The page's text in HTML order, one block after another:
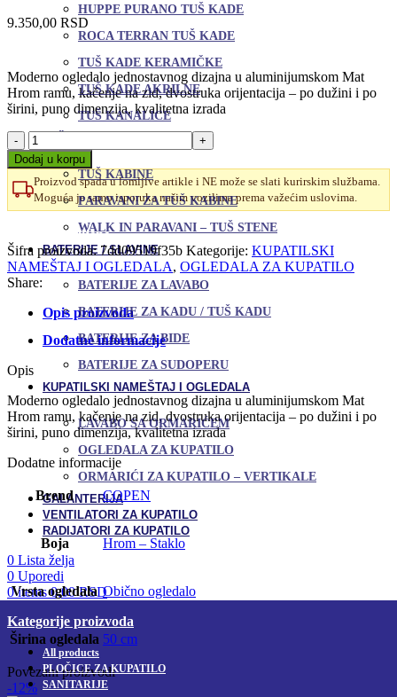
HUPPE PURANO TUŠ KADE
ROCA TERRAN TUŠ KADE
TUŠ KADE KERAMIČKE
TUŠ KADE AKRILNE
TUŠ KANALICE
TUŠ KABINE
PARAVANI ZA TUŠ KABINE
WALK IN PARAVANI – TUŠ STENE
BATERIJE / SLAVINE
BATERIJE ZA LAVABO
BATERIJE ZA KADU / TUŠ KADU
BATERIJE ZA BIDE
BATERIJE ZA SUDOPERU
KUPATILSKI NAMEŠTAJ I OGLEDALA
LAVABO SA ORMARIĆEM
OGLEDALA ZA KUPATILO
ORMARIĆI ZA KUPATILO – VERTIKALE
GALANTERIJA
VENTILATORI ZA KUPATILO
RADIJATORI ZA KUPATILO
0 Lista želja
0 Uporedi
0items 0,00RSD
Kategorije proizvoda
All products
PLOČICE ZA KUPATILO
SANITARIJE
9.350,00 RSD
Moderno ogledalo jednostavnog dizajna u aluminijumskom Mat
Hrom ramu, kačenje na zid, dvostruka orijentacija – po dužini i po
širini, puno dimenzija, kvalitetna izrada
Ogledalo
za
kupatilo
SILVER
u
ramu
50x100
cm
Dodaj u korpu
Proizvod spada u lomljive artikle i NE može se slati kurirskim službama.
Moguća je samo isporuka našim vozilima prema važećim uslovima.
Dodaj u omiljene
Šifra proizvoda:7dd09519f35b Kategorije: KUPATILSKI
NAMEŠTAJ I OGLEDALA, OGLEDALA ZA KUPATILO
Share:
Opis proizvoda
Dodatne informacije
Opis
Moderno ogledalo jednostavnog dizajna u aluminijumskom Mat
Hrom ramu, kačenje na zid, dvostruka orijentacija – po dužini i po
širini, puno dimenzija, kvalitetna izrada
Dodatne informacije
Brend COPEN
Boja Hrom – Staklo
Vrsta ogledala Obično ogledalo
Širina ogledala 50 cm
Povezani proizvodi
-12%